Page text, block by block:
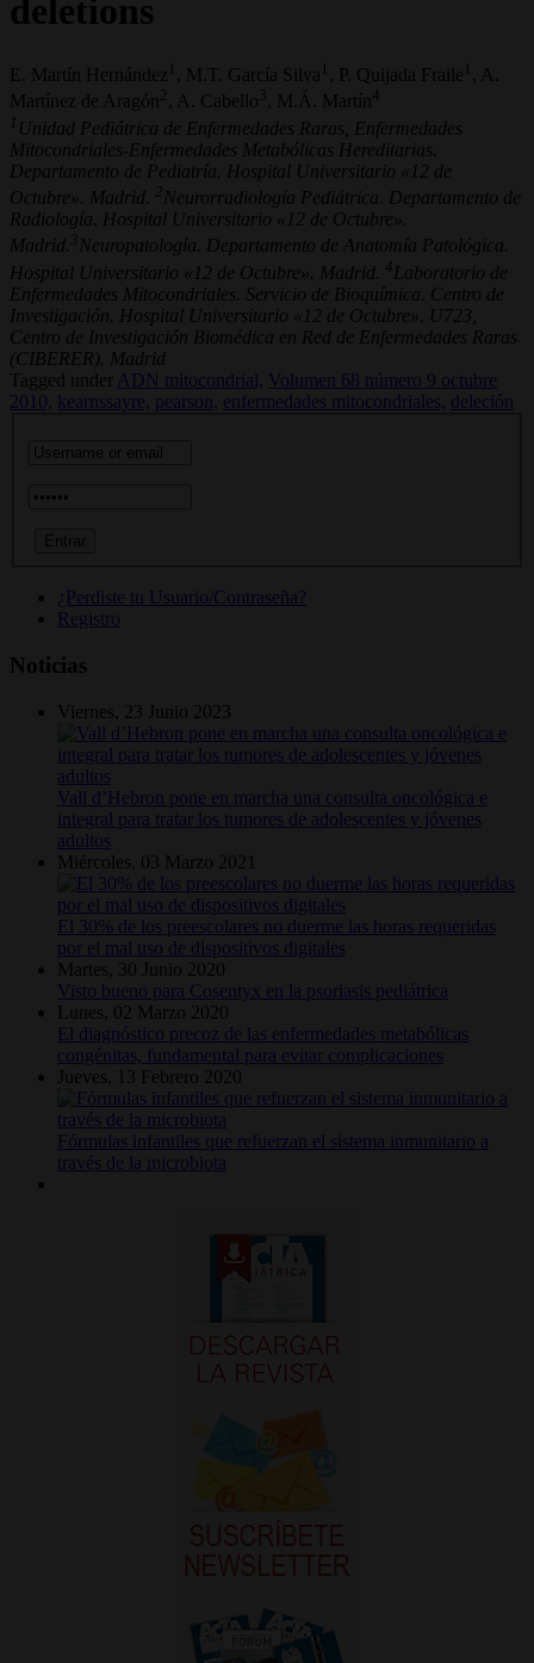
deletions
E. Martín Hernández 1 , M.T. García Silva 1 , P. Quijada Fraile 1
, A.
Martínez de Aragón
, A. Cabello 3 , M.Á. Martín 4
1 Unidad Pediátrica de Enfermedades Raras, Enfermedades
Mitocondriales-Enfermedades Metabólicas Hereditarias.
Departamento de Pediatría. Hospital Universitario «12 de
Octubre». Madrid.
2 Neurorradiología Pediátrica. Departamento de
Radiología. Hospital Universitario «12 de Octubre».
Madrid. 3 Neuropatología. Departamento de Anatomía Patológica.
Hospital Universitario «12 de Octubre». Madrid.
4 Laboratorio de
Enfermedades Mitocondriales. Servicio de Bioquímica. Centro de
Investigación. Hospital Universitario «12 de Octubre». U723,
Centro de Investigación Biomédica en Red de Enfermedades Raras
(CIBERER). Madrid
Tagged under
ADN mitocondrial,
Volumen 68 número 9 octubre
2010,
kearnssayre, pearson, enfermedades mitocondriales, deleción
¿Perdiste tu Usuario/Contraseña?
Registro
Noticias
Viernes, 23 Junio 2023
Vall d’Hebron pone en marcha una consulta oncológica e
integral para tratar los tumores de adolescentes y jóvenes
adultos
Miércoles, 03 Marzo 2021
El 30% de los preescolares no duerme las horas requeridas
por el mal uso de dispositivos digitales
Martes, 30 Junio 2020
Visto bueno para Cosentyx en la psoriasis pediátrica
Lunes, 02 Marzo 2020
El diagnóstico precoz de las enfermedades metabólicas
congénitas, fundamental para evitar complicaciones
Jueves, 13 Febrero 2020
Fórmulas infantiles que refuerzan el sistema inmunitario a
través de la microbiota